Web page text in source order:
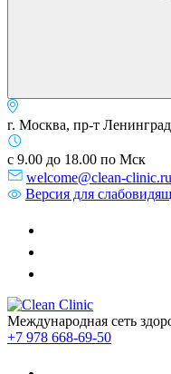
г. Москва, пр-т
с 9.00 до 18.00 по Мск
welcome@clean-clinic.ru
Версия для
Международная сеть
+7 978 668-69-50